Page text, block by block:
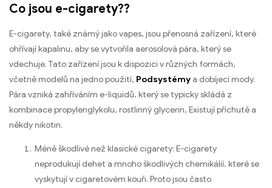
Co jsou e-cigarety??
E-cigarety, také známý jako vapes, jsou přenosná zařízení, které
ohřívají kapalinu, aby se vytvořila aerosolová pára, který se
vdechuje. Tato zařízení jsou k dispozici v různých formách,
včetně modelů na jedno použití, Podsystémy a dobíjecí mody.
Pára vzniká zahříváním e-liquidů, který se typicky skládá z
kombinace propylenglykolu, rostlinný glycerin, Existují příchutě a
někdy nikotin.
Méně škodlivé než klasické cigarety: E-cigarety
neprodukují dehet a mnoho škodlivých chemikálií, které se
vyskytují v cigaretovém kouři. Proto jsou často